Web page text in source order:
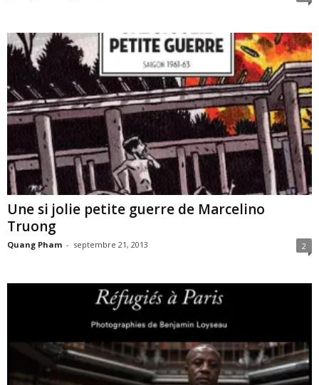
Une si jolie petite guerre de Marcelino
Truong
Quang Pham - septembre 21, 2013 2